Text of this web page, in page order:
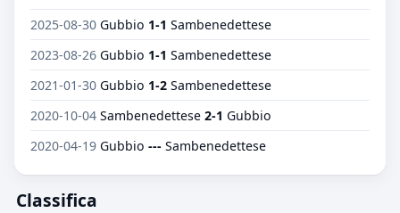
2025-08-30 Gubbio 1-1 Sambenedettese
2023-08-26 Gubbio 1-1 Sambenedettese
2021-01-30 Gubbio 1-2 Sambenedettese
2020-10-04 Sambenedettese 2-1 Gubbio
2020-04-19 Gubbio --- Sambenedettese
Classifica